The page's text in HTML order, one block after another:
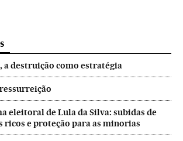
a destruição como estratégia
eleitoral de Lula da Silva: subidas de
ricos e proteção para as minorias